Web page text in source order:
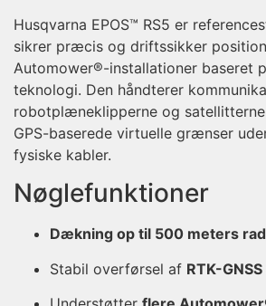
Husqvarna EPOS™ RS5 er
sikrer præcis og driftssikker
Automower®-installationer baseret
teknologi. Den håndterer
robotplæneklipperne og
GPS-baserede virtuelle grænser
fysiske kabler.
Nøglefunktioner
Dækning op til 500 meters
Stabil overførsel af RTK-